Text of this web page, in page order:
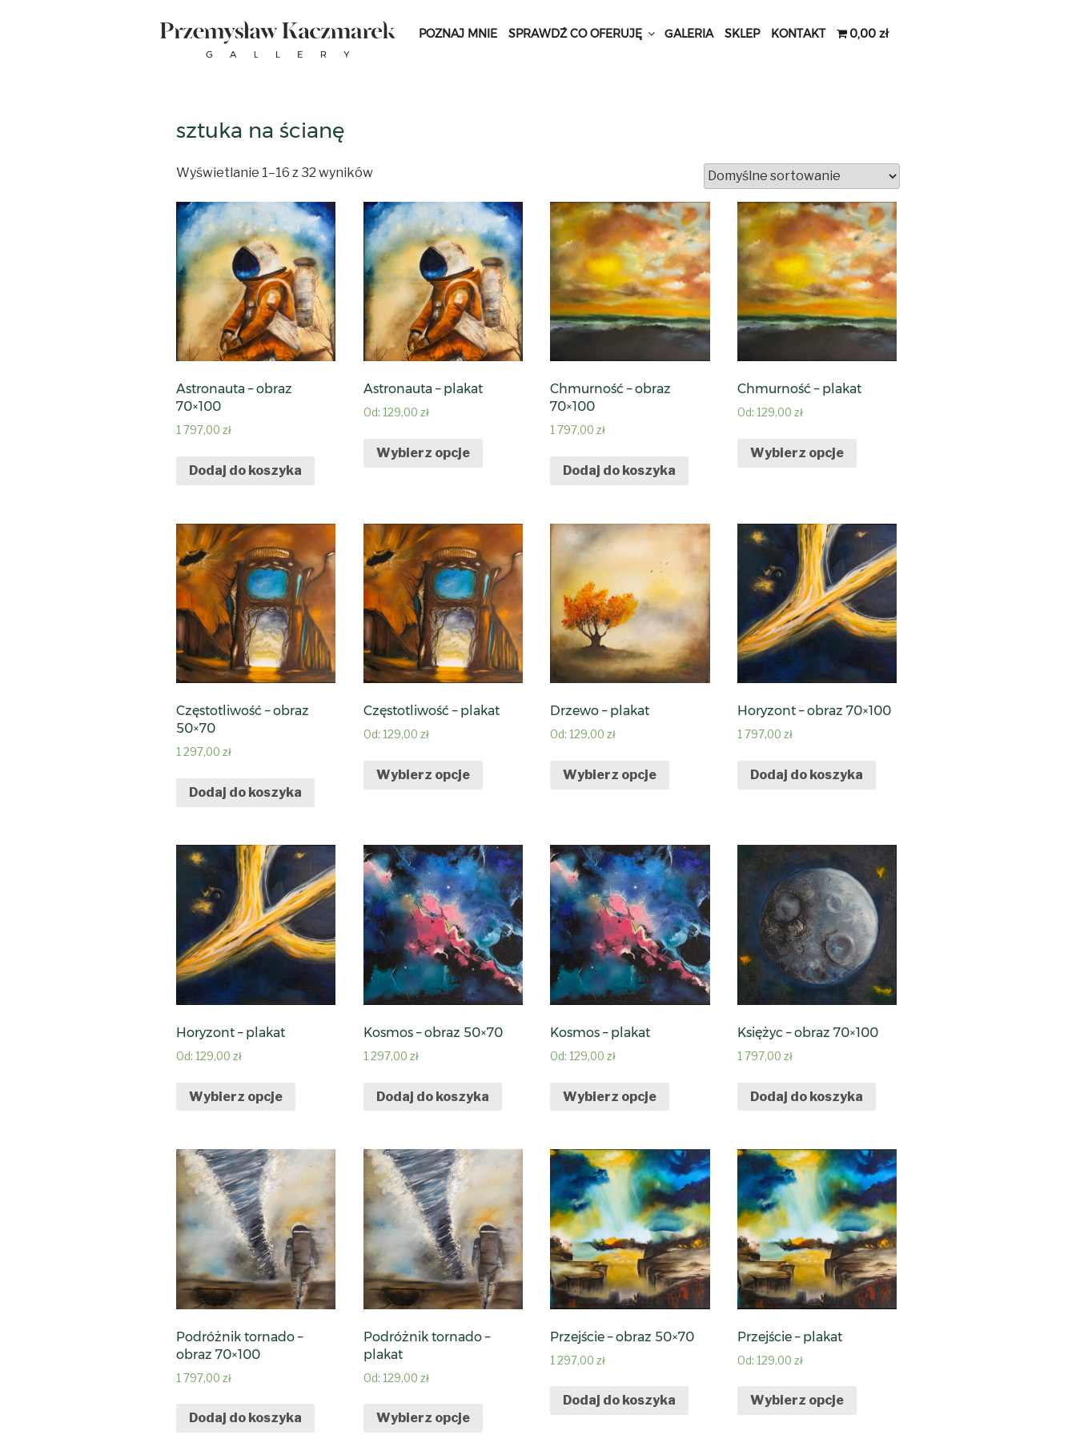
POZNAJ MNIE SPRAWDŹ CO OFERUJĘ GALERIA SKLEP KONTAKT 0,00 zł
sztuka na ścianę
Wyświetlanie 1–16 z 32 wyników
Astronauta – obraz
70×100
1 797,00 zł
Dodaj do koszyka
Astronauta – plakat
Od: 129,00 zł
Wybierz opcje
Chmurność – obraz
70×100
1 797,00zł
Dodaj do koszyka
Chmurność – plakat
Od: 129,00zł
Wybierz opcje
Częstotliwość – obraz
50×70
1 297,00 zł
Dodaj do koszyka
Częstotliwość – plakat
Od: 129,00 zł
Wybierz opcje
Drzewo – plakat
Od: 129,00zł
Wybierz opcje
Horyzont – obraz 70×100
1 797,00zł
Dodaj do koszyka
Horyzont – plakat
Od: 129,00 zł
Wybierz opcje
Kosmos – obraz 50×70
1 297,00 zł
Dodaj do koszyka
Kosmos – plakat
Od: 129,00zł
Wybierz opcje
Księżyc – obraz 70×100
1 797,00zł
Dodaj do koszyka
Podróżnik tornado –
obraz 70×100
1 797,00 zł
Dodaj do koszyka
Podróżnik tornado –
plakat
Od: 129,00 zł
Wybierz opcje
Przejście – obraz 50×70
1 297,00zł
Dodaj do koszyka
Przejście – plakat
Od: 129,00zł
Wybierz opcje